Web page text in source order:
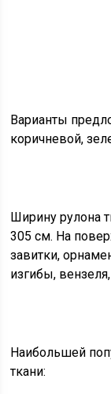
Варианты
коричневой,
Ширину рулона
305 см. На
завитки,
изгибы,
Наибольшей
ткани: